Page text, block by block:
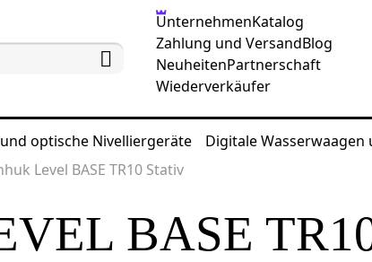
UnternehmenKatalog
Zahlung und VersandBlog
NeuheitenPartnerschaft
Wiederverkäufer
optische Nivelliergeräte Digitale
Level BASE TR10 Stativ
BASE